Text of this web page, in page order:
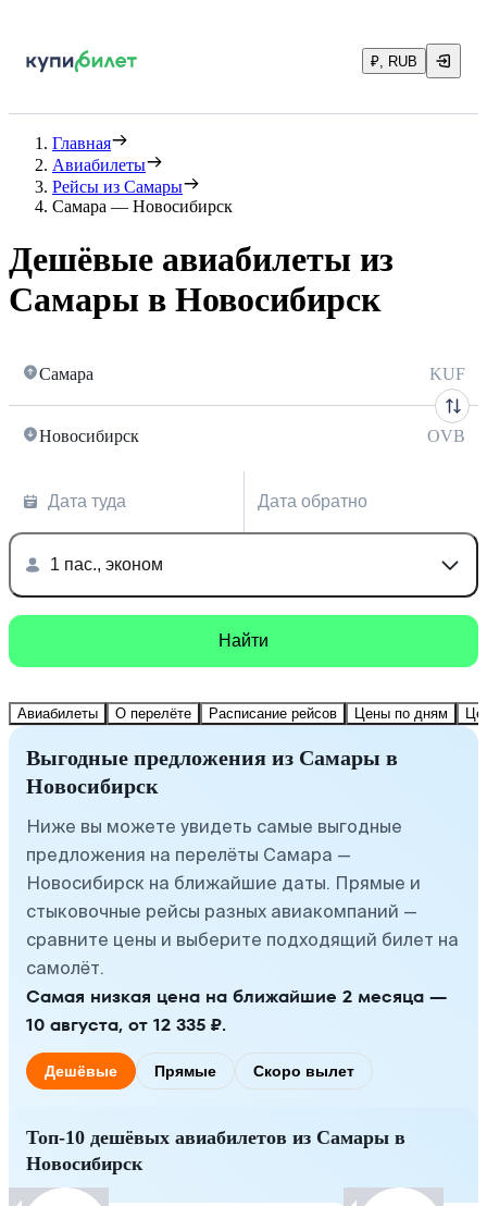
₽, RUB
Главная
Авиабилеты
Рейсы из Самары
Самара — Новосибирск
Дешёвые авиабилеты из
Самары в Новосибирск
Самара KUF
Новосибирск OVB
Дата туда Дата обратно
1 пас., эконом
Найти
Авиабилеты О перелёте Расписание рейсов Цены по дням
Выгодные предложения из Самары в
Новосибирск
Ниже вы можете увидеть самые выгодные
предложения на перелёты Самара —
Новосибирск на ближайшие даты. Прямые и
стыковочные рейсы разных авиакомпаний —
сравните цены и выберите подходящий билет на
самолёт.
Самая низкая цена на ближайшие 2 месяца —
10 августа, от 12 335 ₽.
Дешёвые Прямые Скоро вылет
Топ-10 дешёвых авиабилетов из Самары в
Новосибирск